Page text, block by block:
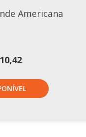
Americana